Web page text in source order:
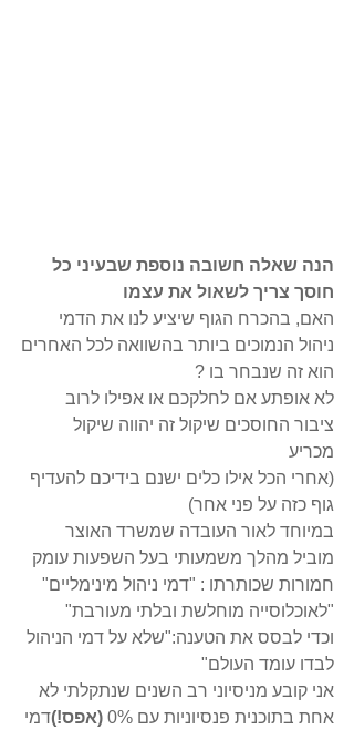
הנה שאלה חשובה נוספת שבעיני כל
חוסך צריך לשאול את עצמו
האם, בהכרח הגוף שיציע לנו את הדמי
ניהול הנמוכים ביותר בהשוואה לכל האחרים
הוא זה שנבחר בו ?
לא אופתע אם לחלקכם או אפילו לרוב
ציבור החוסכים שיקול זה יהווה שיקול
מכריע
(אחרי הכל אילו כלים ישנם בידיכם להעדיף
גוף כזה על פני אחר)
במיוחד לאור העובדה שמשרד האוצר
מוביל מהלך משמעותי בעל השפעות עומק
חמורות שכותרתו : "דמי ניהול מינימליים"
"לאוכלוסייה מוחלשת ובלתי מעורבת"
וכדי לבסס את הטענה:"שלא על דמי הניהול
לבדו עומד העולם"
אני קובע מניסיוני רב השנים שנתקלתי לא
אחת בתוכנית פנסיוניות עם 0%
(אפס!)דמי